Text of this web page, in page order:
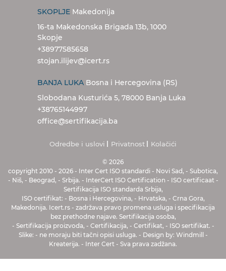
SKOPLJE Makedonija
16-ta Makedonska Brigada 13b, 1000
Skopje
+38977585658
stojan.ilijev@icert.rs
BANJA LUKA Bosna i Hercegovina (RS)
Slobodana Kusturića 5, 78000 Banja Luka
+38765144997
office@sertifikacija.ba
© 2026
copyright 2010 - 2026 - Inter Cert ISO standardi - Novi Sad , - Subotica,
- Niš, - Beograd , - Srbija. - InterCert ISO Certification - ISO certificaat -
Sertifikacija ISO standarda Srbija,
ISO certifikat: - Bosna i Hercegovina, - Hrvatska, - Crna Gora,
Makedonija. Icert.rs - zadržava pravo promena usluga i specifikacija
bez prethodne najave. Sertifikacija osoba,
- Sertifikacija proizvoda, - Certifikacija, - Certifikat, - ISO sertifikat. -
Slike: - ne moraju biti tačni opisi usluga. - Design by: Windmill -
Kreaterija. - Inter Cert - Sva prava zadžana.
Odredbe i uslovi Privatnost Kolačići